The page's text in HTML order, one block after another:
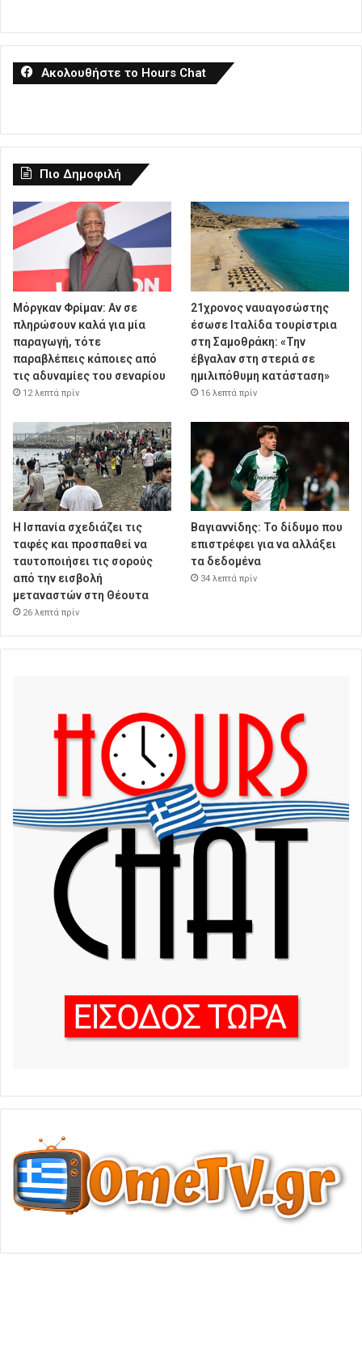
Ακολουθήστε το Hours Chat
Πιο Δημοφιλή
Μόργκαν Φρίμαν: Αν σε
πληρώσουν καλά για μία
παραγωγή, τότε
παραβλέπεις κάποιες από
τις αδυναμίες του σεναρίου
12 λεπτά πρίν
21χρονος ναυαγοσώστης
έσωσε Ιταλίδα τουρίστρια
στη Σαμοθράκη: «Την
έβγαλαν στη στεριά σε
ημιλιπόθυμη κατάσταση»
16 λεπτά πρίν
Η Ισπανία σχεδιάζει τις
ταφές και προσπαθεί να
ταυτοποιήσει τις σορούς
από την εισβολή
μεταναστών στη Θέουτα
26 λεπτά πρίν
Βαγιαννίδης: Το δίδυμο που
επιστρέφει για να αλλάξει
τα δεδομένα
34 λεπτά πρίν